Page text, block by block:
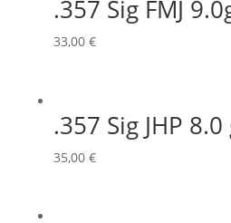
.357 Sig FMJ
33,00 €
.357 Sig JHP
35,00 €